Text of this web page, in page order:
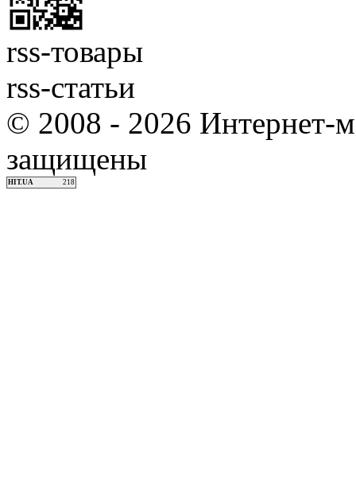
rss-товары
rss-статьи
© 2008 - 2026 Интернет-
защищены
HIT.UA 218